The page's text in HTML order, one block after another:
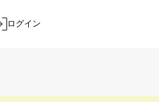
ログイン